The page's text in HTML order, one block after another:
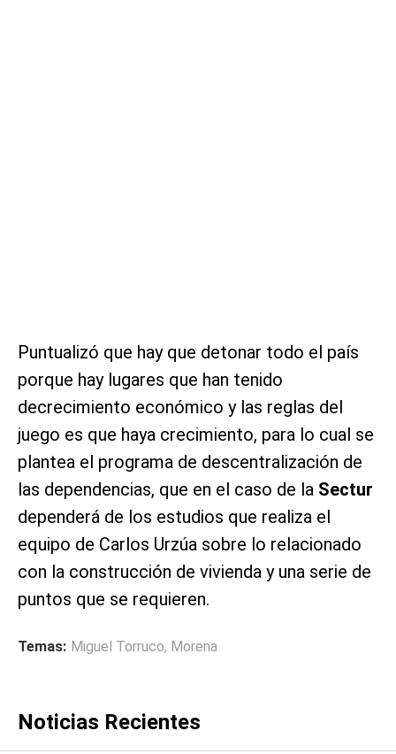
Puntualizó que hay que detonar todo el país
porque hay lugares que han tenido
decrecimiento económico y las reglas del
juego es que haya crecimiento, para lo cual se
plantea el programa de descentralización de
las dependencias, que en el caso de la Sectur
dependerá de los estudios que realiza el
equipo de Carlos Urzúa sobre lo relacionado
con la construcción de vivienda y una serie de
puntos que se requieren.
Temas: Miguel Torruco, Morena
Noticias Recientes